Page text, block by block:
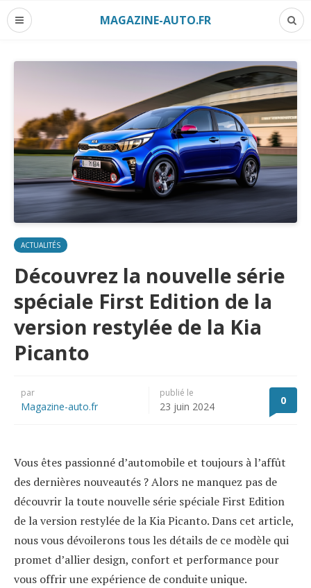
MAGAZINE-AUTO.FR
ACTUALITÉS
Découvrez la nouvelle série
spéciale First Edition de la
version restylée de la Kia
Picanto
par
Magazine-auto.fr
publié le
23 juin 2024 0
Vous êtes passionné d’automobile et toujours à l’affût
des dernières nouveautés ? Alors ne manquez pas de
découvrir la toute nouvelle série spéciale First Edition
de la version restylée de la Kia Picanto. Dans cet article,
nous vous dévoilerons tous les détails de ce modèle qui
promet d’allier design, confort et performance pour
vous offrir une expérience de conduite unique.